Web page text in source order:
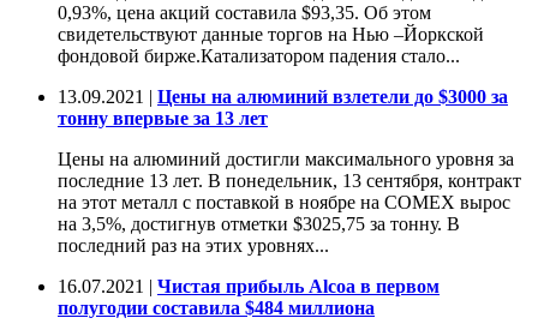
0,93%, цена акций составила $93,35. Об этом
свидетельствуют данные торгов на Нью –Йоркской
фондовой бирже.Катализатором падения стало...
13.09.2021 | Цены на алюминий взлетели до $3000 за
тонну впервые за 13 лет
Цены на алюминий достигли максимального уровня за
последние 13 лет. В понедельник, 13 сентября, контракт
на этот металл с поставкой в ноябре на COMEX вырос
на 3,5%, достигнув отметки $3025,75 за тонну. В
последний раз на этих уровнях...
16.07.2021 | Чистая прибыль Alcoa в первом
полугодии составила $484 миллиона